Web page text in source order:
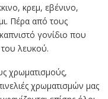
κρεμ, εβένινο,
Πέρα από τους
γονίδιο που
λευκού.
χρωματισμούς,
χρωματισμών μας